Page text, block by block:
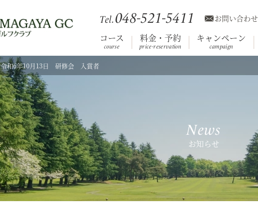
Tel.048-521-5411 お問い合わせ
コース
course
コース
料金・予約
price-reservation
キャンペーン
campaign
利用規約 施設案内
練習場
競技日程
令和6年10月13日 研修会 入賞者
News
お知らせ